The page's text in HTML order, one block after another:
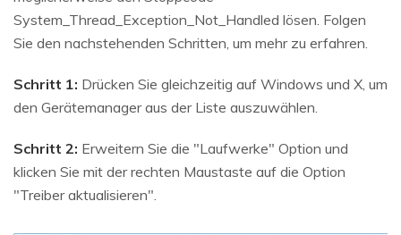
System_Thread_Exception_Not_Handled lösen. Folgen
Sie den nachstehenden Schritten, um mehr zu erfahren.
Schritt 1: Drücken Sie gleichzeitig auf Windows und X, um
den Gerätemanager aus der Liste auszuwählen.
Schritt 2: Erweitern Sie die "Laufwerke" Option und
klicken Sie mit der rechten Maustaste auf die Option
"Treiber aktualisieren".